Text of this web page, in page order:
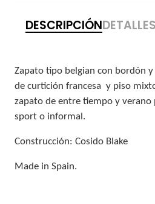
DESCRIPCIÓN
Zapato tipo belgian con bordón
de curtición francesa y piso
zapato de entre tiempo y
sport o informal.
Construcción: Cosido Blake
Made in Spain.